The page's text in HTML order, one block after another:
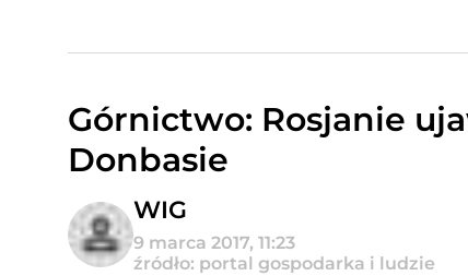
Górnictwo: Rosjanie
Donbasie
WIG
9 marca 2017, 11:23
źródło: portal gospodarka i ludzie